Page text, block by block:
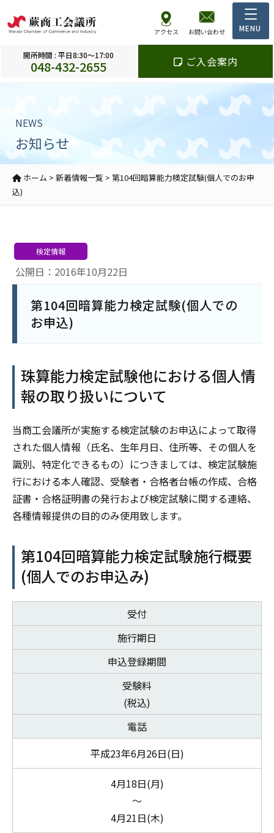
アクセス お問い合わせ
開所時間 : 平日8:30～17:00
048-432-2655 ご入会案内
NEWS
お知らせ
ホーム > 新着情報一覧 > 第104回暗算能力検定試験(個人でのお申
込)
公開日：2016年10月22日
検定情報
第104回暗算能力検定試験(個人での
お申込)
珠算能力検定試験他における個人情
報の取り扱いについて
当商工会議所が実施する検定試験のお申込によって取得
された個人情報（氏名、生年月日、住所等、その個人を
識別、特定化できるもの）につきましては、検定試験施
行における本人確認、受験者・合格者台帳の作成、合格
証書・合格証明書の発行および検定試験に関する連絡、
各種情報提供の目的のみ使用致します。
第104回暗算能力検定試験施行概要
(個人でのお申込み)
受付
施行期日
申込登録期間
受験料
(税込)
電話
平成23年6月26日(日)
4月18日(月)
～
4月21日(木)